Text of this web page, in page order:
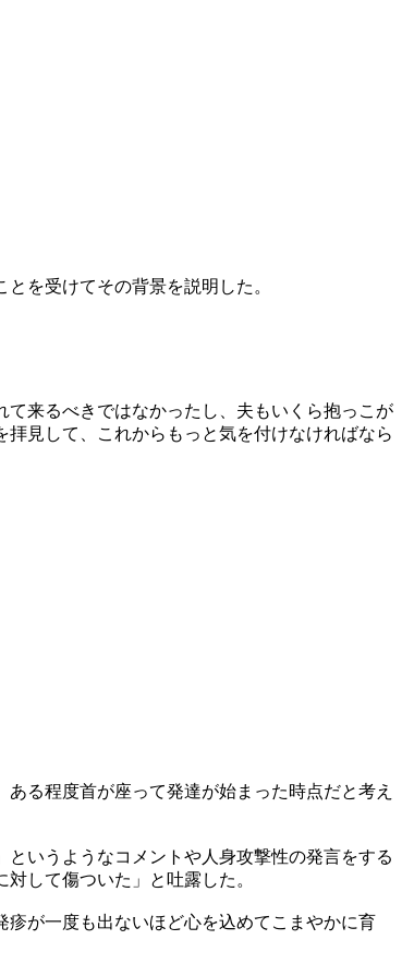
を受けてその背景を説明した。
来るべきではなかったし、夫もいくら抱っこが
見して、これからもっと気を付けなければなら
る程度首が座って発達が始まった時点だと考え
いうようなコメントや人身攻撃性の発言をする
して傷ついた」と吐露した。
が一度も出ないほど心を込めてこまやかに育